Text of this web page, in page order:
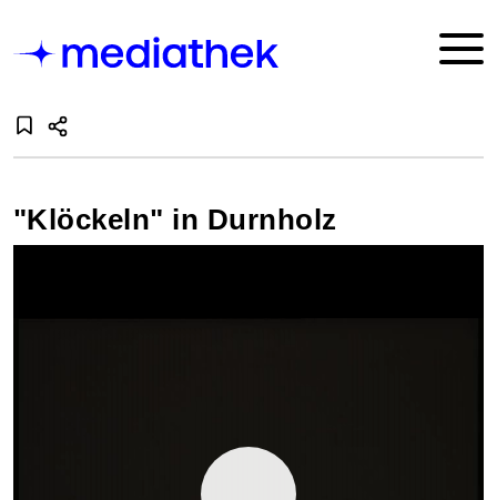
"Klöckeln" in Durnholz